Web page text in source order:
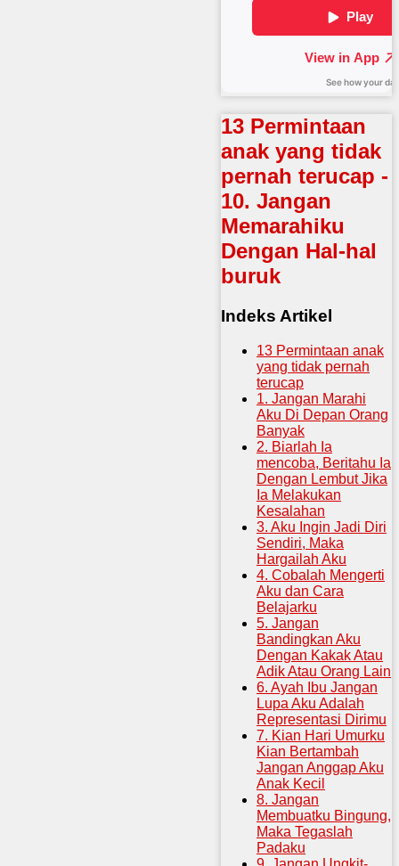
13 Permintaan
anak yang tidak
pernah terucap -
10. Jangan
Memarahiku
Dengan Hal-hal
buruk
Indeks Artikel
13 Permintaan anak
yang tidak pernah
terucap
1. Jangan Marahi
Aku Di Depan Orang
Banyak
2. Biarlah Ia
mencoba, Beritahu Ia
Dengan Lembut Jika
Ia Melakukan
Kesalahan
3. Aku Ingin Jadi Diri
Sendiri, Maka
Hargailah Aku
4. Cobalah Mengerti
Aku dan Cara
Belajarku
5. Jangan
Bandingkan Aku
Dengan Kakak Atau
Adik Atau Orang Lain
6. Ayah Ibu Jangan
Lupa Aku Adalah
Representasi Dirimu
7. Kian Hari Umurku
Kian Bertambah
Jangan Anggap Aku
Anak Kecil
8. Jangan
Membuatku Bingung,
Maka Tegaslah
Padaku